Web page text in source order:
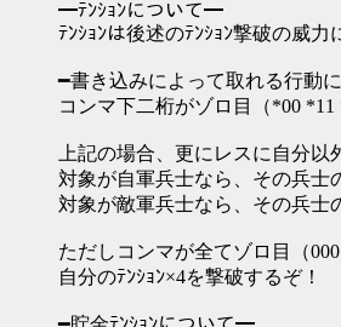
━ﾃﾝｼｮﾝについて━
ﾃﾝｼｮﾝは後述のﾃﾝｼｮﾝ撃破の威力
━書き込みによって取れる行動
コンマ下二桁がゾロ目（*00 *11
上記の場合、更にレスに自分
対象が自軍兵士なら、その兵士
対象が敵軍兵士なら、その兵士
ただしコンマが全てゾロ目（
自分のﾃﾝｼｮﾝ×4を撃破するぞ！